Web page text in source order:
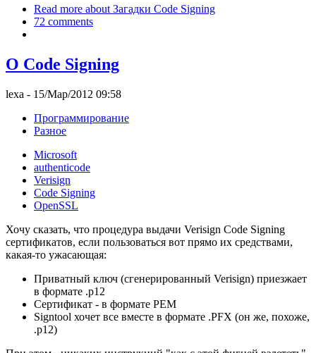
Read more about Загадки Code Signing
72 comments
О Code Signing
lexa - 15/Мар/2012 09:58
Программирование
Разное
Microsoft
authenticode
Verisign
Code Signing
OpenSSL
Хочу сказать, что процедура выдачи Verisign Code Signing
сертификатов, если пользоваться вот прямо их средствами,
какая-то ужасающая:
Приватный ключ (сгенерированный Verisign) приезжает
в формате .p12
Сертификат - в формате PEM
Signtool хочет все вместе в формате .PFX (он же, похоже,
.p12)